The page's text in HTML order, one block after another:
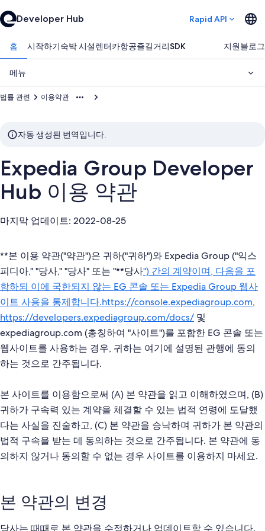
Developer Hub Rapid API
홈 시작하기숙박 시설렌터카항공즐길거리SDK 지원블로그
메뉴
이용약관
법률 관련
자동 생성된 번역입니다.
Expedia Group Developer
Hub 이용 약관
마지막 업데이트: 2022-08-25
**본 이용 약관("약관")은 귀하("귀하")와 Expedia Group ("익스
피디아," "당사," "당사" 또는 "**당사") 간의 계약이며, 다음을 포
함하되 이에 국한되지 않는 EG 콘솔 또는 Expedia Group 웹사
이트 사용을 통제합니다.https://console.expediagroup.com,
https://developers.expediagroup.com/docs/ 및
expediagroup.com (총칭하여 "사이트")를 포함한 EG 콘솔 또는
웹사이트를 사용하는 경우, 귀하는 여기에 설명된 관행에 동의
하는 것으로 간주됩니다.
본 사이트를 이용함으로써 (A) 본 약관을 읽고 이해하였으며, (B)
귀하가 구속력 있는 계약을 체결할 수 있는 법적 연령에 도달했
다는 사실을 진술하고, (C) 본 약관을 승낙하며 귀하가 본 약관의
법적 구속을 받는 데 동의하는 것으로 간주됩니다. 본 약관에 동
의하지 않거나 동의할 수 없는 경우 사이트를 이용하지 마세요.
본 약관의 변경
당사는 때때로 본 약관을 수정하거나 업데이트할 수 있습니다.